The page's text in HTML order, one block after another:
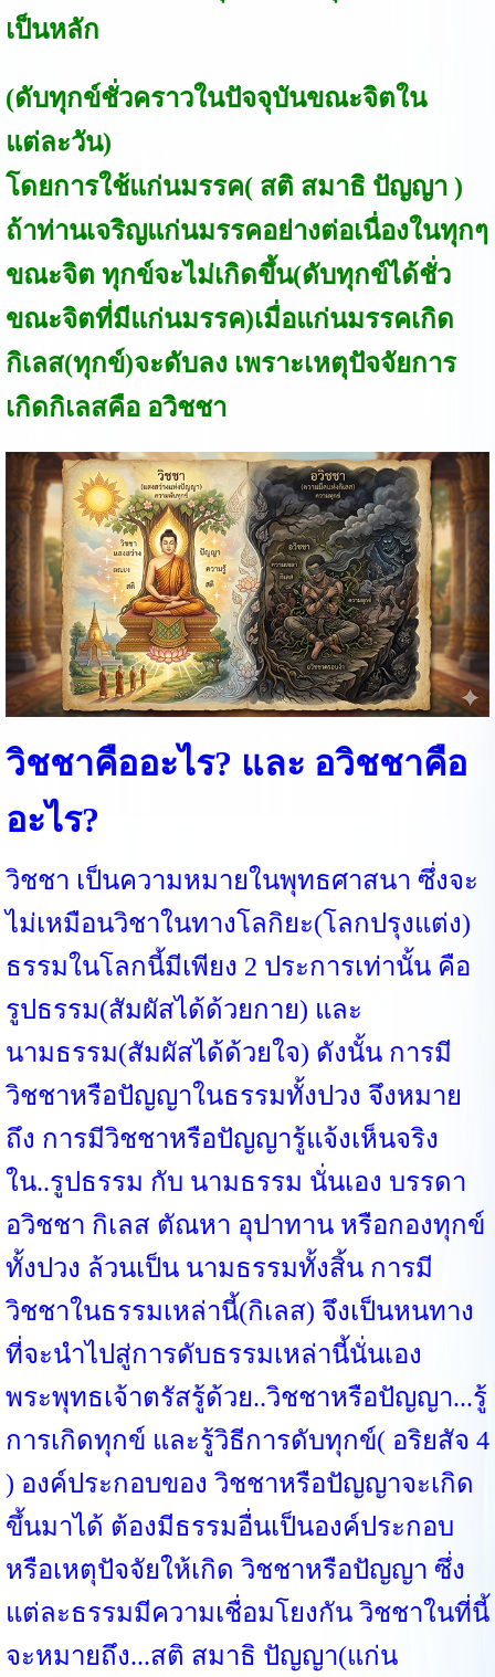
เป็นหลัก
(ดับทุกข์ชั่วคราวในปัจจุบันขณะจิตใน
แต่ละวัน)
โดยการใช้แก่นมรรค( สติ สมาธิ ปัญญา )
ถ้าท่านเจริญแก่นมรรคอย่างต่อเนื่องในทุกๆ
ขณะจิต ทุกข์จะไม่เกิดขึ้น(ดับทุกข์ได้ชั่ว
ขณะจิตที่มีแก่นมรรค)เมื่อแก่นมรรคเกิด
กิเลส(ทุกข์)จะดับลง เพราะเหตุปัจจัยการ
เกิดกิเลสคือ อวิชชา
วิชชาคืออะไร? และ อวิชชาคือ
อะไร?
วิชชา เป็นความหมายในพุทธศาสนา ซึ่งจะ
ไม่เหมือนวิชาในทางโลกิยะ(โลกปรุงแต่ง)
ธรรมในโลกนี้มีเพียง 2 ประการเท่านั้น คือ
รูปธรรม(สัมผัสได้ด้วยกาย) และ
นามธรรม(สัมผัสได้ด้วยใจ) ดังนั้น การมี
วิชชาหรือปัญญาในธรรมทั้งปวง จึงหมาย
ถึง การมีวิชชาหรือปัญญารู้แจ้งเห็นจริง
ใน..รูปธรรม กับ นามธรรม นั่นเอง บรรดา
อวิชชา กิเลส ตัณหา อุปาทาน หรือกองทุกข์
ทั้งปวง ล้วนเป็น นามธรรมทั้งสิ้น การมี
วิชชาในธรรมเหล่านี้(กิเลส) จึงเป็นหนทาง
ที่จะนำไปสู่การดับธรรมเหล่านี้นั่นเอง
พระพุทธเจ้าตรัสรู้ด้วย..วิชชาหรือปัญญา...รู้
การเกิดทุกข์ และรู้วิธีการดับทุกข์( อริยสัจ 4
) องค์ประกอบของ วิชชาหรือปัญญาจะเกิด
ขึ้นมาได้ ต้องมีธรรมอื่นเป็นองค์ประกอบ
หรือเหตุปัจจัยให้เกิด วิชชาหรือปัญญา ซึ่ง
แต่ละธรรมมีความเชื่อมโยงกัน วิชชาในที่นี้
จะหมายถึง...สติ สมาธิ ปัญญา(แก่น